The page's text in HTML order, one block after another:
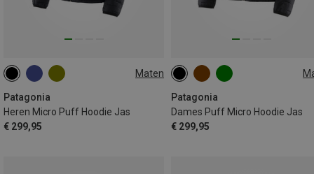
Maten
Patagonia
Heren Micro Puff Hoodie Jas
€ 299,95
S M L
Patagonia
Dames Puff Micro Hoodie Jas
€ 299,95
XS S M